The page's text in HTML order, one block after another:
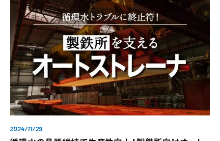
2024/11/29